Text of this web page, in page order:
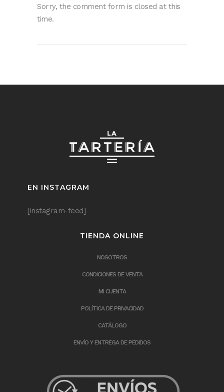
Sorry, the comment form is closed at this
time.
EN INSTAGRAM
[instagram-feed]
TIENDA ONLINE
NOSOTROS
CONDICIONES DE VENTA
MI CUENTA
POLÍTICA DE PRIVACIDAD
CATÁLOGO
ENVÍO Y ENTREGA DE PEDIDOS